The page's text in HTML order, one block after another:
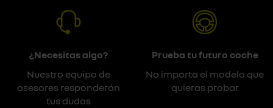
¿Necesitas algo?
Nuestro equipo de
asesores responderán
tus dudas
Prueba tu futuro coche
No importa el modelo que
quieras probar